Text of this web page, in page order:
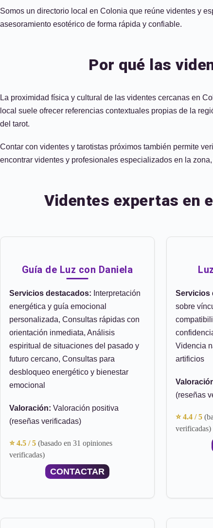
Somos un directorio local en Colonia que reúne videntes y
asesoramiento esotérico de forma rápida y confiable.
Por qué las
La proximidad física y cultural de las videntes cercanas en
local suele ofrecer referencias contextuales propias de la
del tarot.
Contar con videntes y tarotistas próximos también permite
encontrar videntes y profesionales especializados en la
Videntes expertas en
Guía de Luz con Daniela
Servicios destacados: Interpretación
energética y guía emocional
personalizada, Consultas rápidas con
orientación inmediata, Análisis
espiritual de situaciones del pasado y
futuro cercano, Consultas para
desbloqueo energético y bienestar
emocional
Valoración: Valoración positiva
(reseñas verificadas)
⭐ 4.5 / 5 (basado en 31 opiniones
verificadas)
CONTACTAR
Servicios
sobre
Videncia
artificios
(reseñas
⭐ 4.4 / 5
verificadas)